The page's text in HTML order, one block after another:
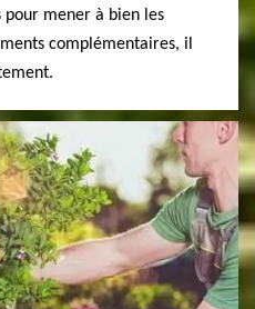
mener à bien les
complémentaires, il